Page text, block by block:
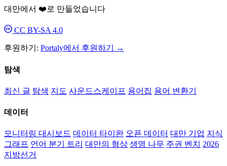
대만에서 ❤️로 만들었습니다
CC BY-SA 4.0
후원하기: Portaly에서 후원하기 →
탐색
최신 글 탐색 지도 사운드스케이프 용어집 용어 변환기
데이터
모니터링 대시보드 데이터 타이완 오픈 데이터 대만 기업 지식
그래프 언어 분기 트리 대만의 형상 생명 나무 주권 벤치 2026
지방선거